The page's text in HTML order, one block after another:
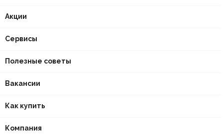
Акции
Сервисы
Полезные советы
Вакансии
Как купить
Компания